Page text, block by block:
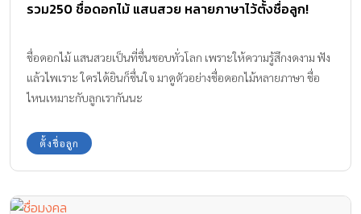
รวม250 ชื่อดอกไม้ แสนสวย หลายภาษาไว้ตั้งชื่อลูก!
ชื่อดอกไม้ แสนสวยเป็นที่ชื่นชอบทั่วโลก เพราะให้ความรู้สึกงดงาม ฟัง
แล้วไพเราะ ใครได้ยินก็ชื่นใจ มาดูตัวอย่างชื่อดอกไม้หลายภาษา ชื่อ
ไหนเหมาะกับลูกเรากันนะ
ตั้งชื่อลูก